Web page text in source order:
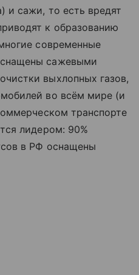
и сажи, то есть вредят
к образованию
современные
сажевыми
выхлопных газов,
во всём мире (и
транспорте
лидером: 90%
в РФ оснащены